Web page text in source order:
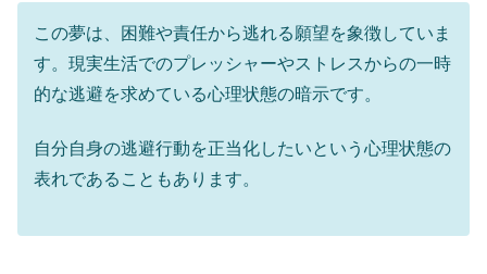
この夢は、困難や責任から逃れる願望を象徴していま
す。現実生活でのプレッシャーやストレスからの一時
的な逃避を求めている心理状態の暗示です。
自分自身の逃避行動を正当化したいという心理状態の
表れであることもあります。